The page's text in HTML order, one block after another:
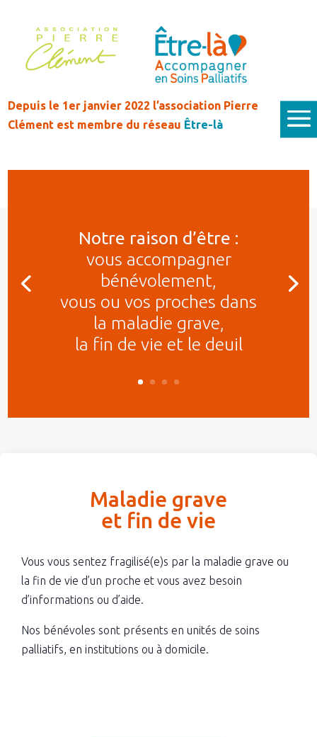
Depuis le 1er janvier 2022 l’association Pierre
Clément est membre du réseau Être-là
Notre raison d’être :
vous accompagner
bénévolement,
vous ou vos proches dans
la maladie grave,
la fin de vie et le deuil
Maladie grave
et fin de vie
Vous vous sentez fragilisé(e)s par la maladie grave ou
la fin de vie d’un proche et vous avez besoin
d’informations ou d’aide.
Nos bénévoles sont présents en unités de soins
palliatifs, en institutions ou à domicile.